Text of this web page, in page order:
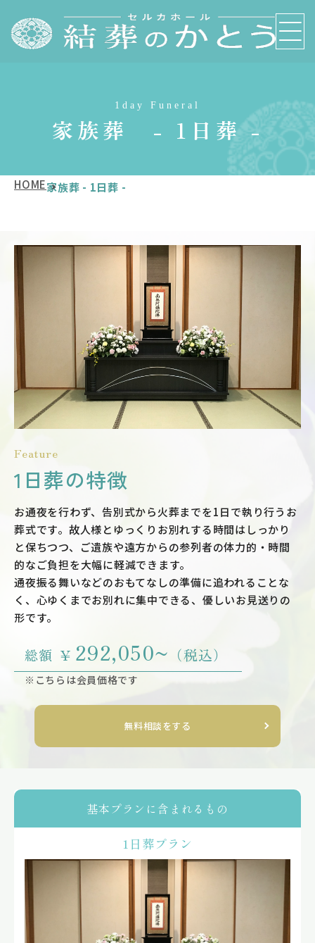
1day Funeral
家族葬 - 1日葬 -
HOME家族葬 - 1日葬 -
Feature
1日葬の特徴
お通夜を行わず、告別式から火葬までを1日で執り行うお
葬式です。故人様とゆっくりお別れする時間はしっかり
と保ちつつ、ご遺族や遠方からの参列者の体力的・時間
的なご負担を大幅に軽減できます。
通夜振る舞いなどのおもてなしの準備に追われることな
く、心ゆくまでお別れに集中できる、優しいお見送りの
形です。
総額 ¥ 292,050~ （税込）
※こちらは会員価格です
無料相談をする
基本プランに含まれるもの
1日葬プラン